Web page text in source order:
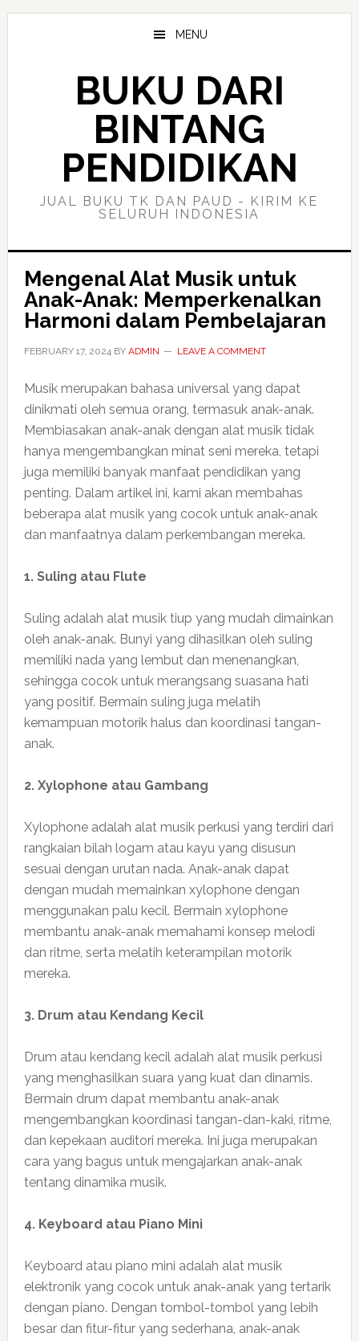
Skip
Skip
MENU
BUKU DARI
BINTANG
PENDIDIKAN
JUAL BUKU TK DAN PAUD - KIRIM KE
SELURUH INDONESIA
Mengenal Alat Musik untuk
Anak-Anak: Memperkenalkan
Harmoni dalam Pembelajaran
FEBRUARY 17, 2024BY ADMIN LEAVE A COMMENT
Musik merupakan bahasa universal yang dapat
dinikmati oleh semua orang, termasuk anak-anak.
Membiasakan anak-anak dengan alat musik tidak
hanya mengembangkan minat seni mereka, tetapi
juga memiliki banyak manfaat pendidikan yang
penting. Dalam artikel ini, kami akan membahas
beberapa alat musik yang cocok untuk anak-anak
dan manfaatnya dalam perkembangan mereka.
1. Suling atau Flute
Suling adalah alat musik tiup yang mudah dimainkan
oleh anak-anak. Bunyi yang dihasilkan oleh suling
memiliki nada yang lembut dan menenangkan,
sehingga cocok untuk merangsang suasana hati
yang positif. Bermain suling juga melatih
kemampuan motorik halus dan koordinasi tangan-
anak.
2. Xylophone atau Gambang
Xylophone adalah alat musik perkusi yang terdiri dari
rangkaian bilah logam atau kayu yang disusun
sesuai dengan urutan nada. Anak-anak dapat
dengan mudah memainkan xylophone dengan
menggunakan palu kecil. Bermain xylophone
membantu anak-anak memahami konsep melodi
dan ritme, serta melatih keterampilan motorik
mereka.
3. Drum atau Kendang Kecil
Drum atau kendang kecil adalah alat musik perkusi
yang menghasilkan suara yang kuat dan dinamis.
Bermain drum dapat membantu anak-anak
mengembangkan koordinasi tangan-dan-kaki, ritme,
dan kepekaan auditori mereka. Ini juga merupakan
cara yang bagus untuk mengajarkan anak-anak
tentang dinamika musik.
4. Keyboard atau Piano Mini
Keyboard atau piano mini adalah alat musik
elektronik yang cocok untuk anak-anak yang tertarik
dengan piano. Dengan tombol-tombol yang lebih
besar dan fitur-fitur yang sederhana, anak-anak